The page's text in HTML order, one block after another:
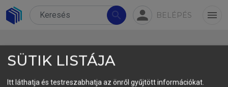
search person BELÉPÉS menu
SÜTIK LISTÁJA
Itt láthatja és testreszabhatja az önről gyűjtött információkat.